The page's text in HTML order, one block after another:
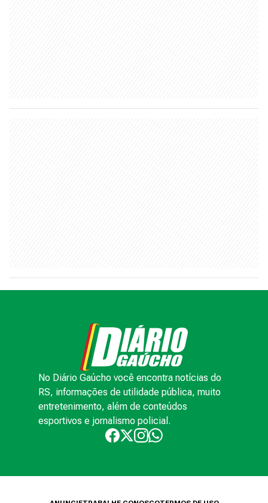
No Diário Gaúcho você encontra notícias do
RS, informações de utilidade pública, muito
entretenimento, além de conteúdos
esportivos e jornalismo policial.